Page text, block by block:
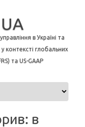
в Україні та
контексті глобальних
та US-GAAP
в